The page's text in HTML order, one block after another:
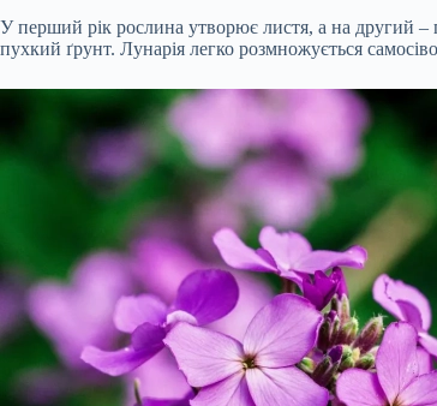
У перший рік рослина утворює листя, а на другий –
пухкий ґрунт. Лунарія легко розмножується